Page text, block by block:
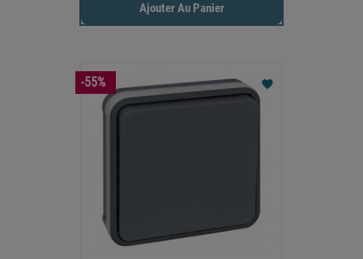
Ajouter Au Panier
favorite
-55%